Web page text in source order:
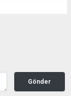
Gönder